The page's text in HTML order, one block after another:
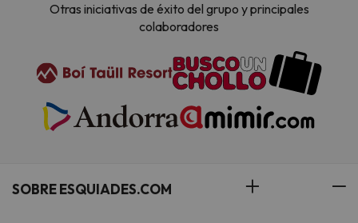
Otras iniciativas de éxito del grupo y principales
colaboradores
SOBRE ESQUIADES.COM